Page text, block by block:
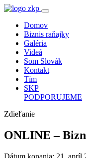
Domov
Biznis raňajky
Galéria
Videá
Som Slovák
Kontakt
Tím
SKP
PODPORUJEME
Zdieľanie
ONLINE –
Dátum konania: 21. apríl